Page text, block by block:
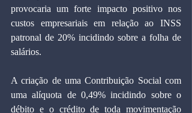
provocaria um forte impacto positivo nos
custos empresariais em relação ao INSS
patronal de 20% incidindo sobre a folha de
salários.
A criação de uma Contribuição Social com
uma alíquota de 0,49% incidindo sobre o
débito e o crédito de toda movimentação